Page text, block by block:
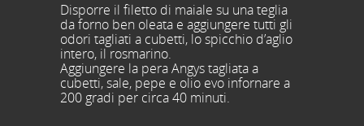
Disporre il filetto di maiale su una teglia
da forno ben oleata e aggiungere tutti gli
odori tagliati a cubetti, lo spicchio d’aglio
intero, il rosmarino.
Aggiungere la pera Angys tagliata a
cubetti, sale, pepe e olio evo infornare a
200 gradi per circa 40 minuti.